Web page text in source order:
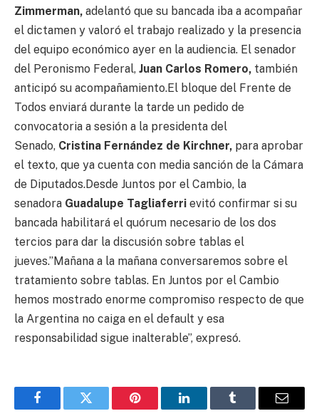
Zimmerman, adelantó que su bancada iba a acompañar
el dictamen y valoró el trabajo realizado y la presencia
del equipo económico ayer en la audiencia. El senador
del Peronismo Federal, Juan Carlos Romero, también
anticipó su acompañamiento.El bloque del Frente de
Todos enviará durante la tarde un pedido de
convocatoria a sesión a la presidenta del
Senado, Cristina Fernández de Kirchner, para aprobar
el texto, que ya cuenta con media sanción de la Cámara
de Diputados.Desde Juntos por el Cambio, la
senadora Guadalupe Tagliaferri evitó confirmar si su
bancada habilitará el quórum necesario de los dos
tercios para dar la discusión sobre tablas el
jueves.”Mañana a la mañana conversaremos sobre el
tratamiento sobre tablas. En Juntos por el Cambio
hemos mostrado enorme compromiso respecto de que
la Argentina no caiga en el default y esa
responsabilidad sigue inalterable”, expresó.
FacebookTwitter Pinterest LinkedInTumblr Email